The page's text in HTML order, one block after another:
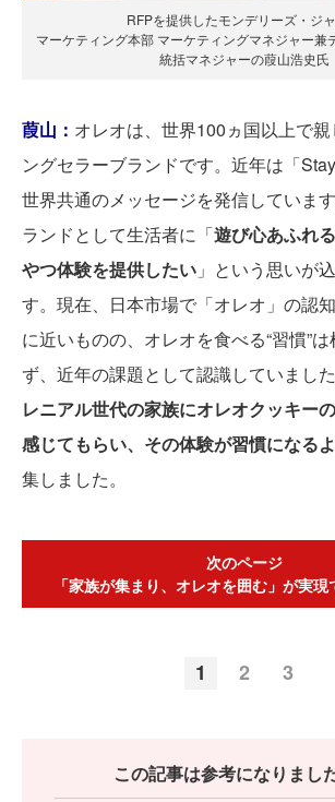
RFPを提供したモンデリーズ・ジ
マーケティング本部 マーケティングマネジャー兼
統括マネジャーの葭山浩史氏
葭山： オレオは、世界100ヵ国以上で
ングセラーブランドです。近年は「
世界共通のメッセージを発信していま
ランドとして生活者に「遊び心あふれ
やつ体験を提供したい 」という思いが
す。現在、日本市場で「オレオ」の認
に近いものの、オレオを食べる“習慣”
ず、近年の課題として認識していまし
レニアル世代の家族にオレオクッキー
感じてもらい、その体験が習慣になる
集しました。
次のページ
「家族が集まり、オレオを囲む」が実
1 2 3
この記事は参考になりまし